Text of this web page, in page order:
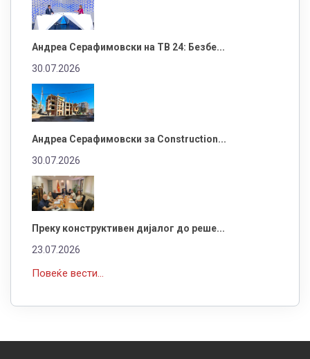
Андреа Серафимовски на ТВ 24: Безбе...
30.07.2026
Андреа Серафимовски за Construction...
30.07.2026
Преку конструктивен дијалог до реше...
23.07.2026
Повеќе вести...